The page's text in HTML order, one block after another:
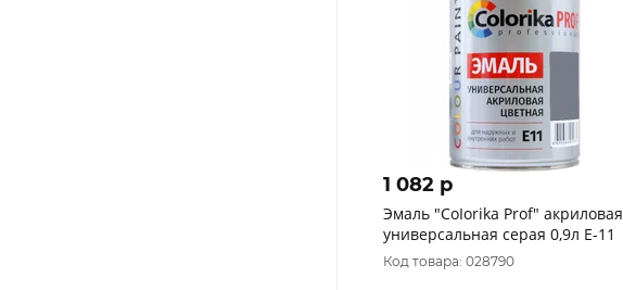
1 082 p
Эмаль "CoIorika Prof" акриловая
универсальная серая 0,9л Е-11
Код товара: 028790